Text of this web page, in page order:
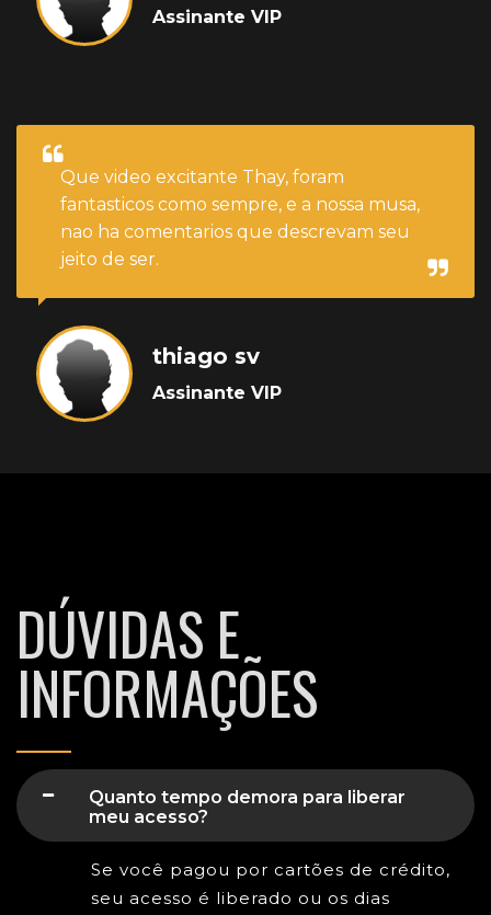
Assinante VIP
Que video excitante Thay, foram
fantasticos como sempre, e a nossa musa,
nao ha comentarios que descrevam seu
jeito de ser.
thiago sv
Assinante VIP
DÚVIDAS E
INFORMAÇÕES
Quanto tempo demora para liberar
meu acesso?
Se você pagou por cartões de crédito,
seu acesso é liberado ou os dias